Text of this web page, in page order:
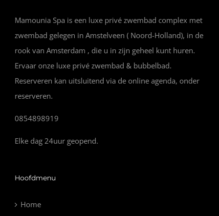
Mamounia Spa is een luxe privé zwembad complex met
zwembad gelegen in Amstelveen ( Noord-Holland), in de
rook van Amsterdam , die u in zijn geheel kunt huren.
Ervaar onze luxe privé zwembad & bubbelbad.
Reserveren kan uitsluitend via de online agenda, onder
reserveren.
0854898919
Elke dag 24uur geopend.
Hoofdmenu
Home